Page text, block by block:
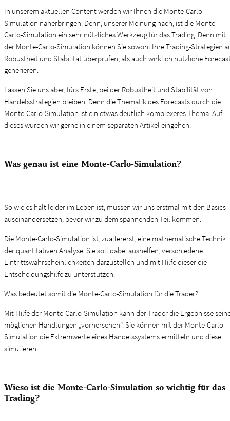
In unserem aktuellen Content werden wir Ihnen die Monte-Carlo-
Simulation näherbringen. Denn, unserer Meinung nach, ist die Monte-
Carlo-Simulation ein sehr nützliches Werkzeug für das Trading. Denn mit
der Monte-Carlo-Simulation können Sie sowohl Ihre Trading-Strategien
Robustheit und Stabilität überprüfen, als auch wirklich nützliche
generieren.
Lassen Sie uns aber, fürs Erste, bei der Robustheit und Stabilität von
Handelsstrategien bleiben. Denn die Thematik des Forecasts durch die
Monte-Carlo-Simulation ist ein etwas deutlich komplexeres Thema. Auf
dieses würden wir gerne in einem separaten Artikel eingehen.
Was genau ist eine Monte-Carlo-Simulation?
So wie es halt leider im Leben ist, müssen wir uns erstmal mit den Basics
auseinandersetzen, bevor wir zu dem spannenden Teil kommen.
Die Monte-Carlo-Simulation ist, zuallererst, eine mathematische Technik
der quantitativen Analyse. Sie soll dabei aushelfen, verschiedene
Eintrittswahrscheinlichkeiten darzustellen und mit Hilfe dieser die
Entscheidungshilfe zu unterstützen.
Was bedeutet somit die Monte-Carlo-Simulation für die Trader?
Mit Hilfe der Monte-Carlo-Simulation kann der Trader die Ergebnisse
möglichen Handlungen „vorhersehen“. Sie können mit der Monte-Carlo-
Simulation die Extremwerte eines Handelssystems ermitteln und diese
simulieren.
Wieso ist die Monte-Carlo-Simulation so wichtig für das
Trading?